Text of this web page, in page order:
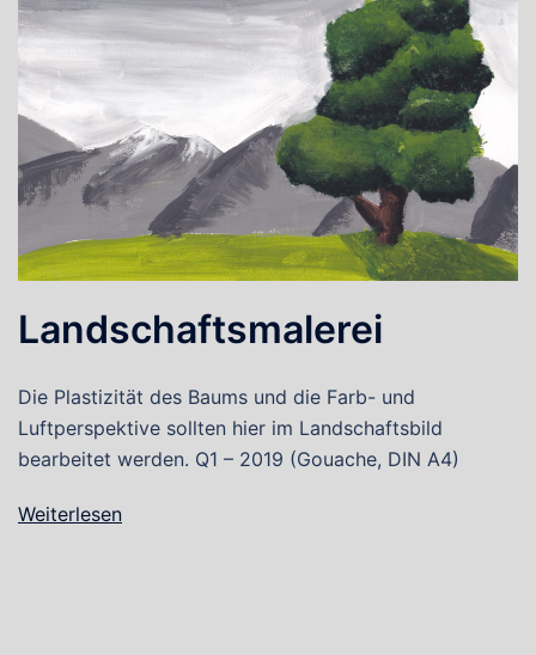
Landschaftsmalerei
Die Plastizität des Baums und die Farb- und
Luftperspektive sollten hier im Landschaftsbild
bearbeitet werden. Q1 – 2019 (Gouache, DIN A4)
Weiterlesen